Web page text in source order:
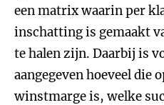
een matrix waarin per
inschatting is gemaakt
te halen zijn. Daarbij is
aangegeven hoeveel die
winstmarge is, welke